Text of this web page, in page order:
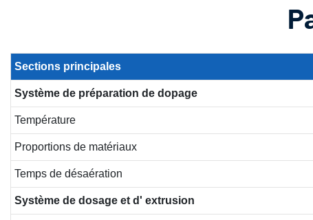
Sections principales
Système de préparation de dopage
Température
Proportions de matériaux
Temps de désaération
Système de dosage et d' extrusion